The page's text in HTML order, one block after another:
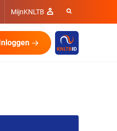
MijnKNLTB